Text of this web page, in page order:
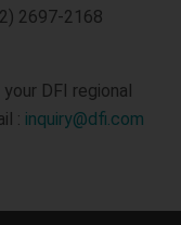
2697-2168
DFI regional
: inquiry@dfi.com